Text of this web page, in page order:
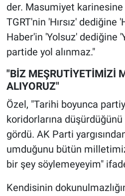
der. Masumiyet
TGRT'nin 'Hırsız' dediğine
Haber'in 'Yolsuz' dediğine
partide yol alınmaz."
"BİZ MEŞRUTİYETİMİZİ
ALIYORUZ"
Özel, "Tarihi boyunca
koridorlarına
gördü. AK Parti
umduğunu bütün
bir şey söylemeyeyim"
Kendisinin